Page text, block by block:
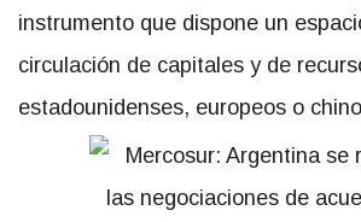
instrumento que dispone un
circulación de capitales y de
estadounidenses, europeos o